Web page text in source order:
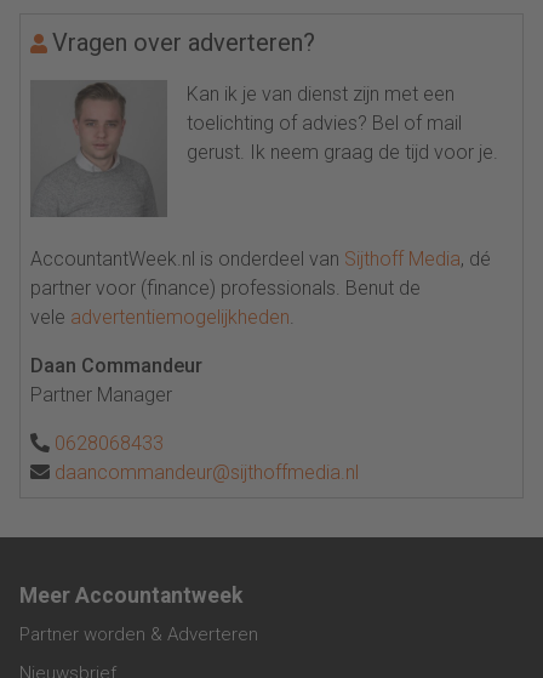
Vragen over adverteren?
Kan ik je van dienst zijn met een
toelichting of advies? Bel of mail
gerust. Ik neem graag de tijd voor je.
AccountantWeek.nl is onderdeel van Sijthoff Media, dé
partner voor (finance) professionals. Benut de
vele advertentiemogelijkheden.
Daan Commandeur
Partner Manager
0628068433
daancommandeur@sijthoffmedia.nl
Meer Accountantweek
Partner worden & Adverteren
Nieuwsbrief